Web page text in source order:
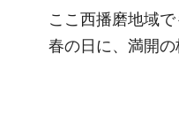
ここ西播磨地域
春の日に、満開の